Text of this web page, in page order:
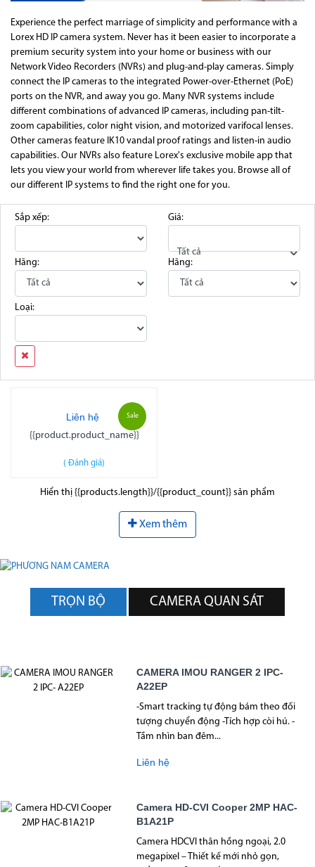
Experience the perfect marriage of simplicity and performance with a
Lorex HD IP camera system. Never has it been easier to incorporate a
premium security system into your home or business with our
Network Video Recorders (NVRs) and plug-and-play cameras. Simply
connect the IP cameras to the integrated Power-over-Ethernet (PoE)
ports on the NVR, and away you go. Many NVR systems include
different combinations of advanced IP cameras, including pan-tilt-
zoom capabilities, color night vision, and motorized varifocal lenses.
Other cameras feature IK10 vandal proof ratings and listen-in audio
capabilities. Our NVRs also feature Lorex's exclusive mobile app that
lets you view your world from wherever life takes you. Browse all of
our different IP systems to find the right one for you.
Sắp xếp: Giá:
Tất cả
Hãng:
Hãng:
Loại:
Sale
Liên hệ
{{product.product_name}}
( Đánh giá)
Hiển thị {{products.length}}/{{product_count}} sản phẩm
Xem thêm
TRỌN BỘ CAMERA QUAN SÁT
CAMERA IMOU RANGER 2 IPC-
A22EP
-Smart tracking tự động bám theo đối
tượng chuyển động -Tích hợp còi hú. -
Tầm nhìn ban đêm...
Liên hệ
Camera HD-CVI Cooper 2MP HAC-
B1A21P
Camera HDCVI thân hồng ngoại, 2.0
megapixel – Thiết kế mới nhỏ gọn,